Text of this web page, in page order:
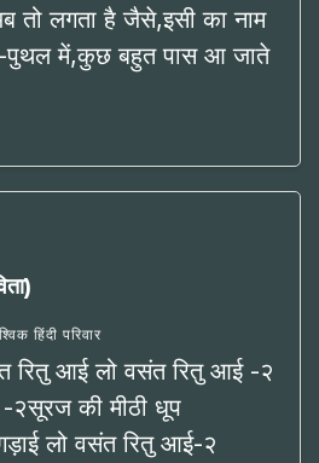
तो लगता है जैसे,इसी का नाम
पुथल में,कुछ बहुत पास आ जाते
हिंदी परिवार
रितु आई लो वसंत रितु आई -२
२सूरज की मीठी धूप
लो वसंत रितु आई-२